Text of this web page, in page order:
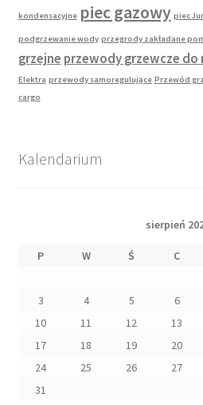
kondensacyjne piec gazowy piec
podgrzewanie wody przegrody zakładane
grzejne przewody grzewcze do
Elektra przewody samoregulujące Przewód
cargo
Kalendarium
sierpień
P W Ś C
3
4 5 6
10
11 12 13
17
18 19 20
24
25 26 27
31